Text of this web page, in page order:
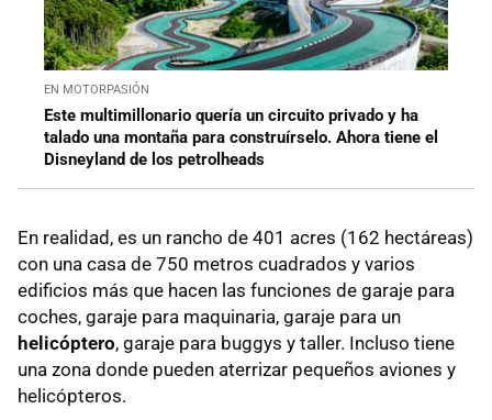
EN MOTORPASIÓN
Este multimillonario quería un circuito privado y ha
talado una montaña para construírselo. Ahora tiene el
Disneyland de los petrolheads
En realidad, es un rancho de 401 acres (162 hectáreas)
con una casa de 750 metros cuadrados y varios
edificios más que hacen las funciones de garaje para
coches, garaje para maquinaria, garaje para un
helicóptero, garaje para buggys y taller. Incluso tiene
una zona donde pueden aterrizar pequeños aviones y
helicópteros.